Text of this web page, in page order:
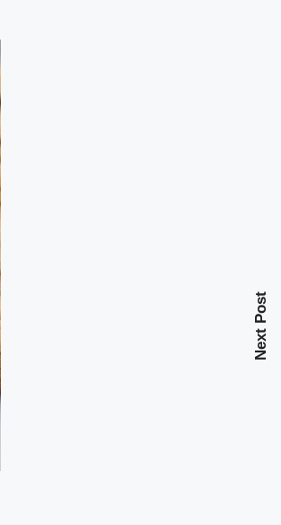
Next Post